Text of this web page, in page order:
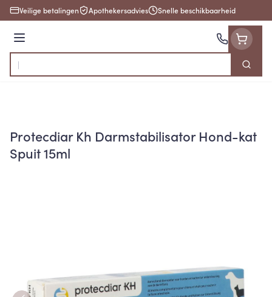
Ga naar de inhoud
Veilige betalingen Apothekersadvies Snelle beschikbaarheid
Menu
Product, merk, categorie...
Zoek
Protecdiar Kh Darmstabilisator Hond-kat
Spuit 15ml